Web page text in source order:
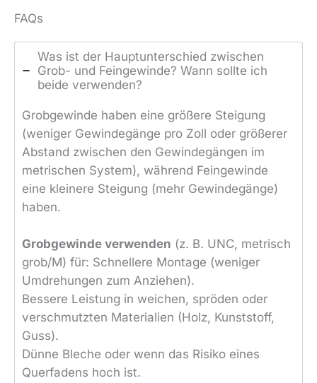
FAQs
Was ist der Hauptunterschied zwischen
Grob- und Feingewinde? Wann sollte ich
beide verwenden?
Grobgewinde haben eine größere Steigung
(weniger Gewindegänge pro Zoll oder größerer
Abstand zwischen den Gewindegängen im
metrischen System), während Feingewinde
eine kleinere Steigung (mehr Gewindegänge)
haben.
Grobgewinde verwenden (z. B. UNC, metrisch
grob/M) für: Schnellere Montage (weniger
Umdrehungen zum Anziehen).
Bessere Leistung in weichen, spröden oder
verschmutzten Materialien (Holz, Kunststoff,
Guss).
Dünne Bleche oder wenn das Risiko eines
Querfadens hoch ist.